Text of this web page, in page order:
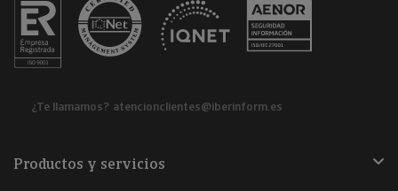
¿Te llamamos? atencionclientes@iberinform.es
Productos y servicios